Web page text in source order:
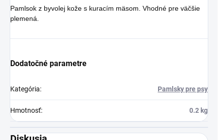
Pamlsok z byvolej kože s kuracím mäsom. Vhodné pre väčšie
plemená.
Dodatočné parametre
Kategória: Pamlsky pre psy
Hmotnosť: 0.2 kg